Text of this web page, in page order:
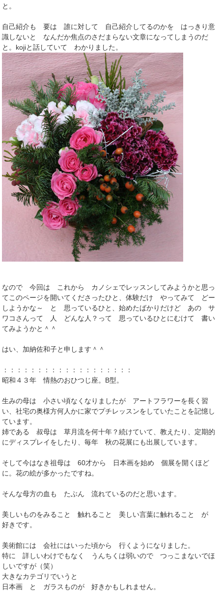
と。
自己紹介も 要は 誰に対して 自己紹介してるのかを はっきり意
識しないと なんだか焦点のさだまらない文章になってしまうのだ
と。kojiと話していて わかりました。
なので 今回は これから カノシェでレッスンしてみようかと思っ
てこのページを開いてくださったひと、体験だけ やってみて どー
しようかな～ と 思っているひと、始めたばかりだけど あの サ
ワコさんって 人 どんな人？って 思っているひとにむけて 書い
てみようかと＾＾
はい、加納佐和子と申します＾＾
：：：：：：：：：：：：：：：：：：：
昭和４３年 情熱のおひつじ座。B型。
生みの母は 小さい頃なくなりましたが アートフラワーを長く習
い、社宅の奥様方何人かに家でプチレッスンをしていたことを記憶し
ています。
姉である 叔母は 草月流を何十年？続けていて、教えたり、定期的
にディスプレイをしたり、毎年 秋の花展にも出展しています。
そして今はなき祖母は 60才から 日本画を始め 個展を開くほど
に。花の絵が多かったですね。
そんな母方の血も たぶん 流れているのだと思います。
美しいものをみること 触れること 美しい言葉に触れること が
好きです。
美術館には 会社にはいった頃から 行くようになりました。
特に 詳しいわけでもなく うんちくは弱いので つっこまないでほ
しいですが（笑）
大きなカテゴリでいうと
日本画 と ガラスものが 好きかもしれません。